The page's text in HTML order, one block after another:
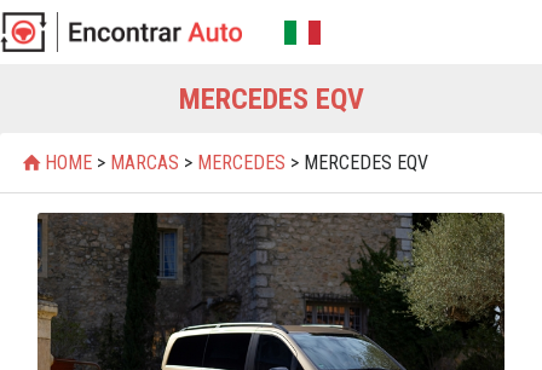
MERCEDES EQV
HOME > MARCAS > MERCEDES > MERCEDES EQV